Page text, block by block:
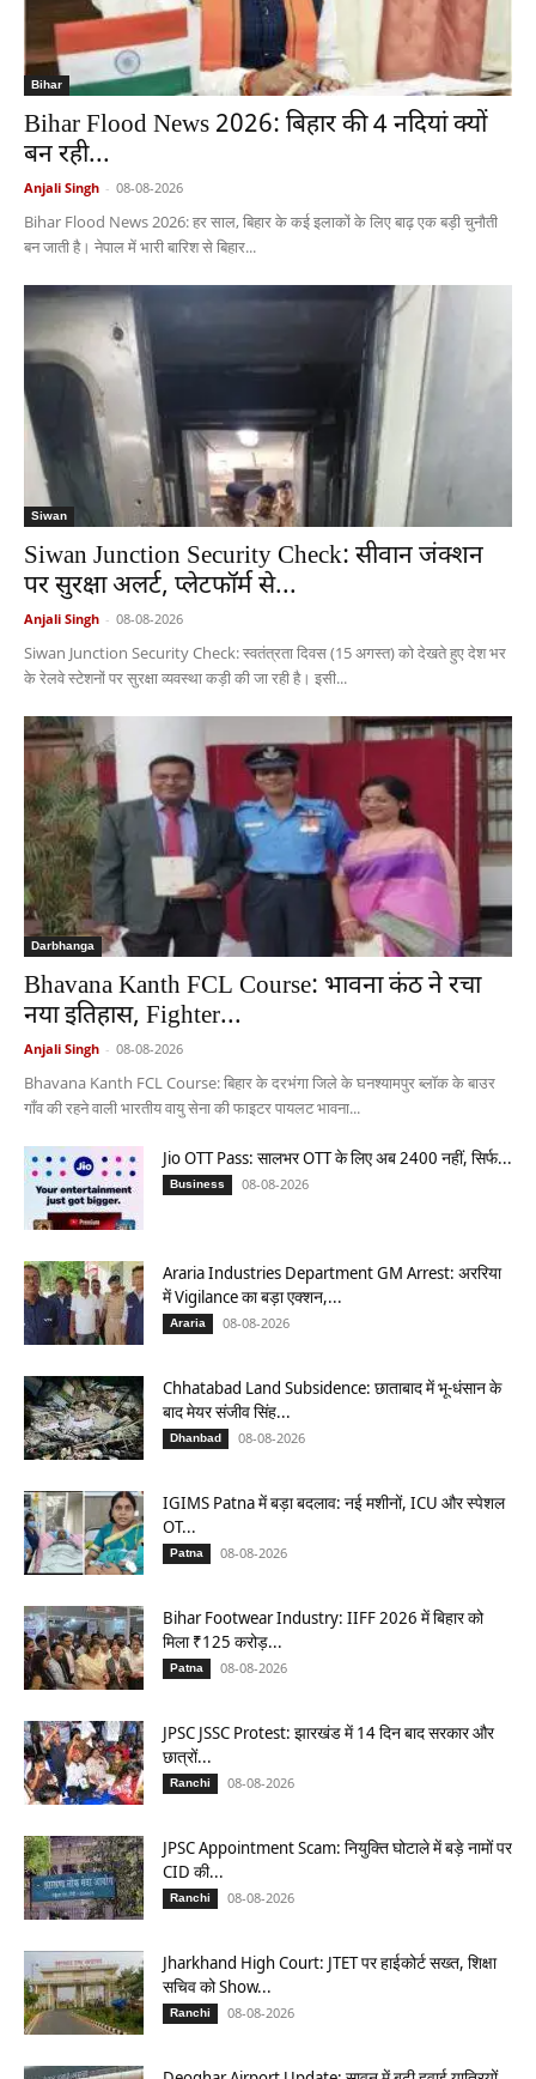
Bihar
Bihar Flood News 2026: बिहार की 4 नदियां क्यों
बन रही...
Anjali Singh - 08-08-2026
Bihar Flood News 2026: हर साल, बिहार के कई इलाकों के लिए बाढ़ एक बड़ी चुनौती
बन जाती है। नेपाल में भारी बारिश से बिहार...
Siwan
Siwan Junction Security Check: सीवान जंक्शन
पर सुरक्षा अलर्ट, प्लेटफॉर्म से...
Anjali Singh - 08-08-2026
Siwan Junction Security Check: स्वतंत्रता दिवस (15 अगस्त) को देखते हुए देश भर
के रेलवे स्टेशनों पर सुरक्षा व्यवस्था कड़ी की जा रही है। इसी...
Darbhanga
Bhavana Kanth FCL Course: भावना कंठ ने रचा
नया इतिहास, Fighter...
Anjali Singh - 08-08-2026
Bhavana Kanth FCL Course: बिहार के दरभंगा जिले के घनश्यामपुर ब्लॉक के बाउर
गाँव की रहने वाली भारतीय वायु सेना की फाइटर पायलट भावना...
Jio OTT Pass: सालभर OTT के लिए अब 2400 नहीं, सिर्फ...
Business 08-08-2026
Araria Industries Department GM Arrest: अररिया
में Vigilance का बड़ा एक्शन,...
Araria 08-08-2026
Chhatabad Land Subsidence: छाताबाद में भू-धंसान के
बाद मेयर संजीव सिंह...
Dhanbad 08-08-2026
IGIMS Patna में बड़ा बदलाव: नई मशीनों, ICU और स्पेशल
OT...
Patna 08-08-2026
Bihar Footwear Industry: IIFF 2026 में बिहार को
मिला ₹125 करोड़...
Patna 08-08-2026
JPSC JSSC Protest: झारखंड में 14 दिन बाद सरकार और
छात्रों...
Ranchi 08-08-2026
JPSC Appointment Scam: नियुक्ति घोटाले में बड़े नामों पर
CID की...
Ranchi 08-08-2026
Jharkhand High Court: JTET पर हाईकोर्ट सख्त, शिक्षा
सचिव को Show...
Ranchi 08-08-2026